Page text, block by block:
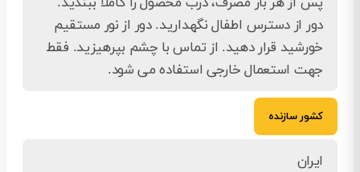
دور از دسترس اطفال نگهدارید. دور از نور مستقیم
خورشید قرار دهید. از تماس با چشم بپرهیزید. فقط
جهت استعمال خارجی استفاده می شود.
کشور سازنده
ایران